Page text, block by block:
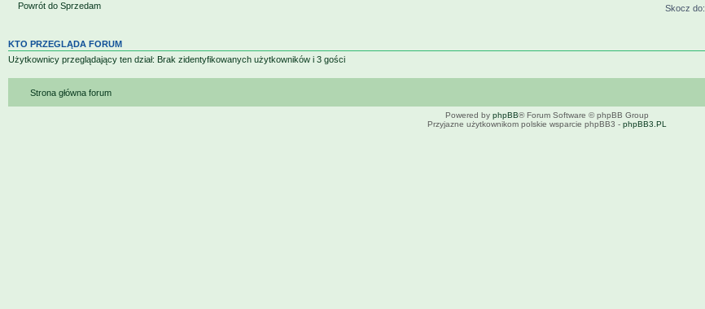
Powrót do Sprzedam Skocz do:
KTO PRZEGLĄDA FORUM
Użytkownicy przeglądający ten dział: Brak zidentyfikowanych użytkowników i 3 gości
Strona główna forum
Powered by phpBB® Forum Software © phpBB Group
Przyjazne użytkownikom polskie wsparcie phpBB3 - phpBB3.PL